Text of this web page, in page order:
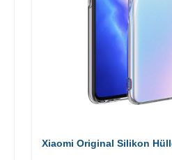
Xiaomi Original Silikon